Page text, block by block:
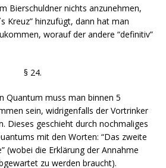
Bierschuldner nichts anzunehmen,
Kreuz” hinzufügt, dann hat man
worauf der andere “definitiv”
§ 24.
Quantum muss man binnen 5
sein, widrigenfalls der Vortrinker
Dieses geschieht durch nochmaliges
mit den Worten: “Das zweite
(wobei die Erklärung der Annahme
zu werden braucht).